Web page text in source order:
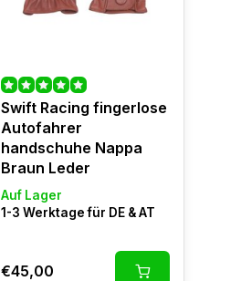
Swift Racing fingerlose
Autofahrer
handschuhe Nappa
Braun Leder
Auf Lager
1-3 Werktage für DE & AT
€45,00